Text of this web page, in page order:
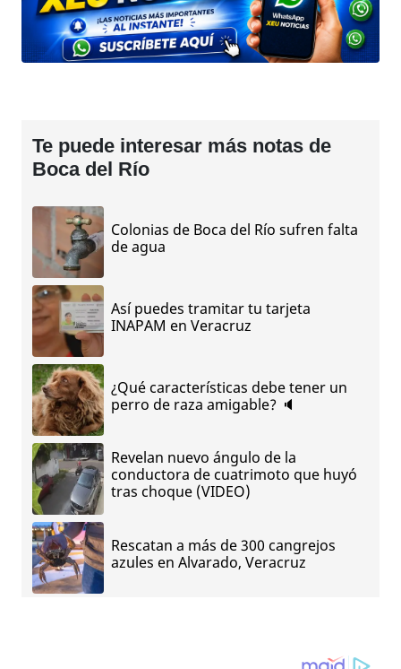
Te puede interesar más notas de
Boca del Río
Colonias de Boca del Río sufren falta
de agua
Así puedes tramitar tu tarjeta
INAPAM en Veracruz
¿Qué características debe tener un
perro de raza amigable? 🔈
Revelan nuevo ángulo de la
conductora de cuatrimoto que huyó
tras choque (VIDEO)
Rescatan a más de 300 cangrejos
azules en Alvarado, Veracruz